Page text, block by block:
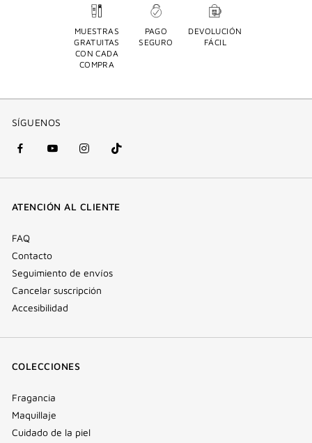
MUESTRAS
GRATUITAS
CON CADA
COMPRA
PAGO
SEGURO
DEVOLUCIÓN
FÁCIL
SÍGUENOS
Facebook
(nueva
YouTube
(nueva
Instagram
(nueva
Tik
Tok
ventana)
ATENCIÓN AL CLIENTE
FAQ
Contacto
Seguimiento de envíos
Cancelar suscripción
Accesibilidad
COLECCIONES
Fragancia
Maquillaje
Cuidado de la piel